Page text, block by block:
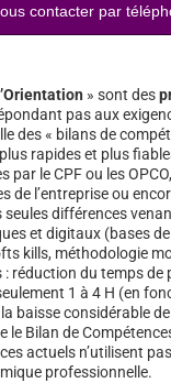
contacter par
» sont des
pas aux
des « bilans de
rapides et plus
par le CPF ou les
de l’entreprise ou
seules différences
et digitaux (bases
kills, méthodologie
: réduction du temps de
1 à 4 H (en
baisse considérable
le Bilan de
actuels n’utilisent
professionnelle.